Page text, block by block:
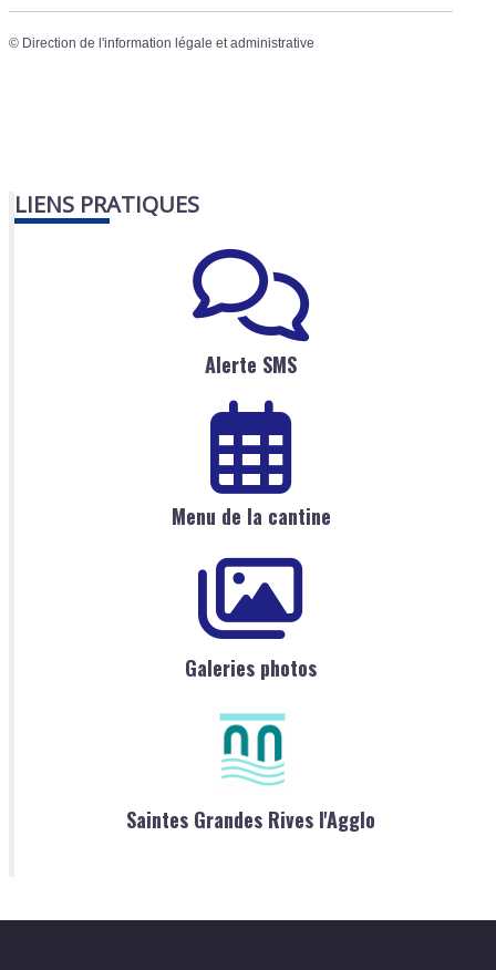
© Direction de l'information légale et administrative
LIENS PRATIQUES
Alerte SMS
Menu de la cantine
Galeries photos
Saintes Grandes Rives l'Agglo